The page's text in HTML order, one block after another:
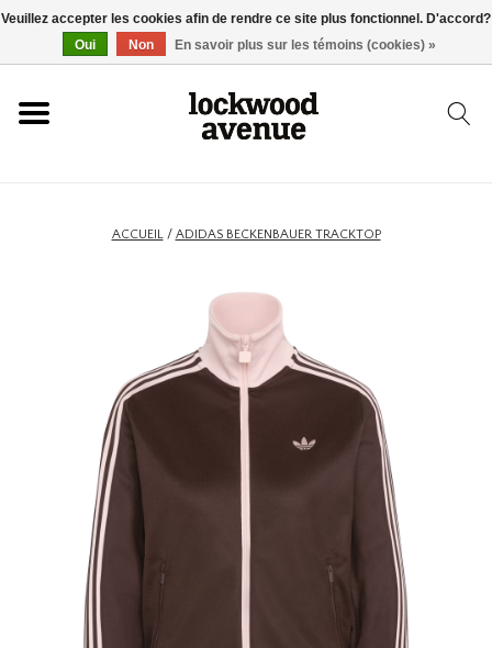
ACCUEIL
ACCESSOIRES
SKATEBOARD
HOMEWARE
ACCUEIL/ ADIDAS BECKENBAUER TRACKTOP
Veuillez accepter les cookies afin de rendre ce site plus fonctionnel. D'accord?
Oui
Non En savoir plus sur les témoins (cookies) »